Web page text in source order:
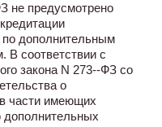
не предусмотрено
по дополнительным
В соответствии с
закона N 273-­‐ФЗ со
о
в части имеющих
дополнительных